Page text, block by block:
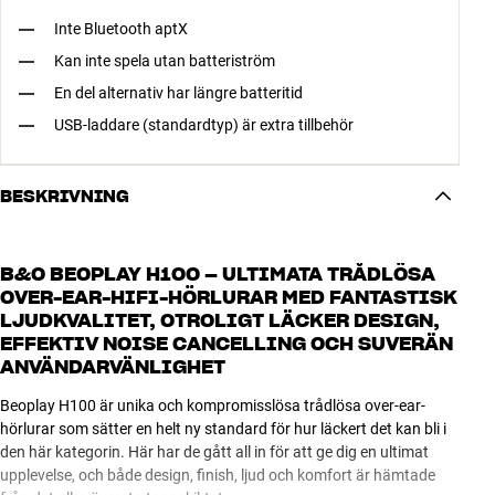
Inte Bluetooth aptX
Kan inte spela utan batteriström
En del alternativ har längre batteritid
USB-laddare (standardtyp) är extra tillbehör
BESKRIVNING
B&O BEOPLAY H100 – ULTIMATA TRÅDLÖSA
OVER-EAR-HIFI-HÖRLURAR MED FANTASTISK
LJUDKVALITET, OTROLIGT LÄCKER DESIGN,
EFFEKTIV NOISE CANCELLING OCH SUVERÄN
ANVÄNDARVÄNLIGHET
Beoplay H100 är unika och kompromisslösa trådlösa over-ear-
hörlurar som sätter en helt ny standard för hur läckert det kan bli i
den här kategorin. Här har de gått all in för att ge dig en ultimat
upplevelse, och både design, finish, ljud och komfort är hämtade